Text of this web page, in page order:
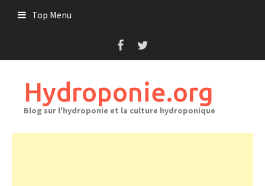
Top Menu
Hydroponie.org
Blog sur l'hydroponie et la culture hydroponique